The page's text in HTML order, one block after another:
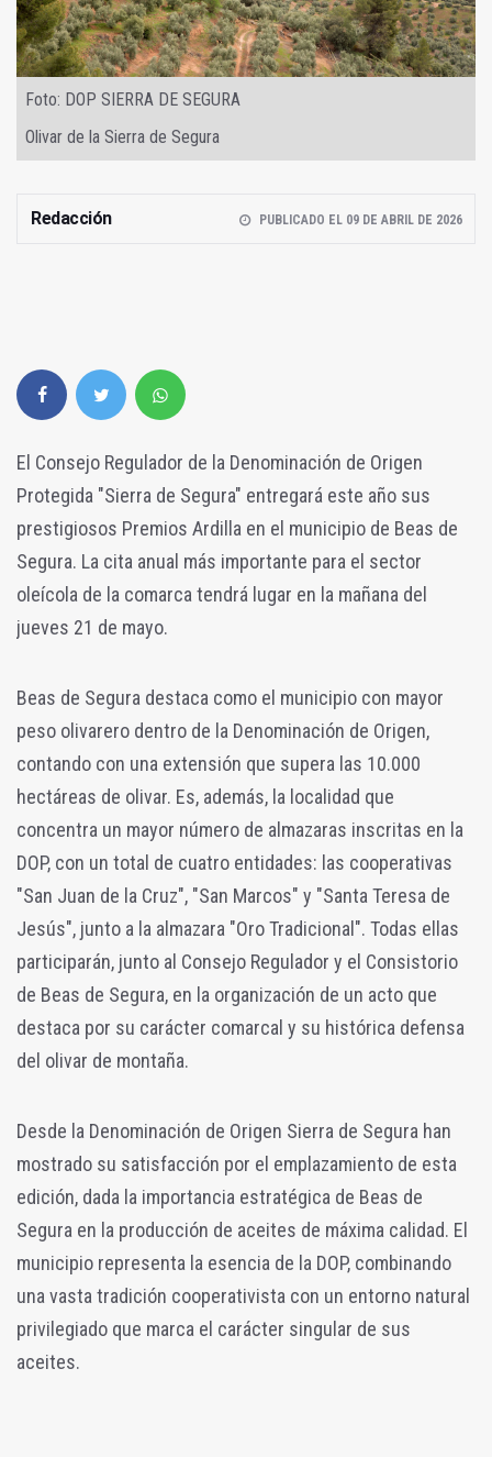
Foto: DOP SIERRA DE SEGURA
Olivar de la Sierra de Segura
Redacción PUBLICADO EL 09 DE ABRIL DE 2026
El Consejo Regulador de la Denominación de Origen
Protegida "Sierra de Segura" entregará este año sus
prestigiosos Premios Ardilla en el municipio de Beas de
Segura. La cita anual más importante para el sector
oleícola de la comarca tendrá lugar en la mañana del
jueves 21 de mayo.
Beas de Segura destaca como el municipio con mayor
peso olivarero dentro de la Denominación de Origen,
contando con una extensión que supera las 10.000
hectáreas de olivar. Es, además, la localidad que
concentra un mayor número de almazaras inscritas en la
DOP, con un total de cuatro entidades: las cooperativas
"San Juan de la Cruz", "San Marcos" y "Santa Teresa de
Jesús", junto a la almazara "Oro Tradicional". Todas ellas
participarán, junto al Consejo Regulador y el Consistorio
de Beas de Segura, en la organización de un acto que
destaca por su carácter comarcal y su histórica defensa
del olivar de montaña.
Desde la Denominación de Origen Sierra de Segura han
mostrado su satisfacción por el emplazamiento de esta
edición, dada la importancia estratégica de Beas de
Segura en la producción de aceites de máxima calidad. El
municipio representa la esencia de la DOP, combinando
una vasta tradición cooperativista con un entorno natural
privilegiado que marca el carácter singular de sus
aceites.